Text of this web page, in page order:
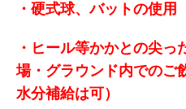
・硬式球、バットの使用
・ヒール等かかとの尖っ
場・グラウンド内でのご
水分補給は可）